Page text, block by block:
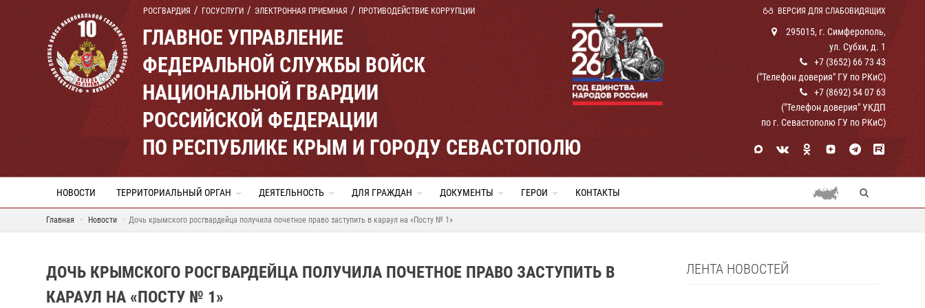
РОСГВАРДИЯ ГОСУСЛУГИ ЭЛЕКТРОННАЯ ПРИЕМНАЯ ПРОТИВОДЕЙСТВИЕ КОРРУПЦИИ ВЕРСИЯ ДЛЯ СЛАБОВИДЯЩИХ
ГЛАВНОЕ УПРАВЛЕНИЕ
ФЕДЕРАЛЬНОЙ СЛУЖБЫ ВОЙСК
НАЦИОНАЛЬНОЙ ГВАРДИИ
РОССИЙСКОЙ ФЕДЕРАЦИИ
ПО РЕСПУБЛИКЕ КРЫМ И ГОРОДУ СЕВАСТОПОЛЮ
295015, г. Симферополь,
ул. Субхи, д. 1
+7 (3652) 66 73 43
("Телефон доверия" ГУ по РКиС)
+7 (8692) 54 07 63
("Телефон доверия" УКДП
по г. Севастополю ГУ по РКиС)
НОВОСТИ ТЕРРИТОРИАЛЬНЫЙ ОРГАН ДЕЯТЕЛЬНОСТЬ ДЛЯ ГРАЖДАН ДОКУМЕНТЫ ГЕРОИ КОНТАКТЫ
Главная Новости Дочь крымского росгвардейца получила почетное право заступить в караул на «Посту № 1»
ДОЧЬ КРЫМСКОГО РОСГВАРДЕЙЦА ПОЛУЧИЛА ПОЧЕТНОЕ ПРАВО ЗАСТУПИТЬ В
КАРАУЛ НА «ПОСТУ № 1»
ЛЕНТА НОВОСТЕЙ